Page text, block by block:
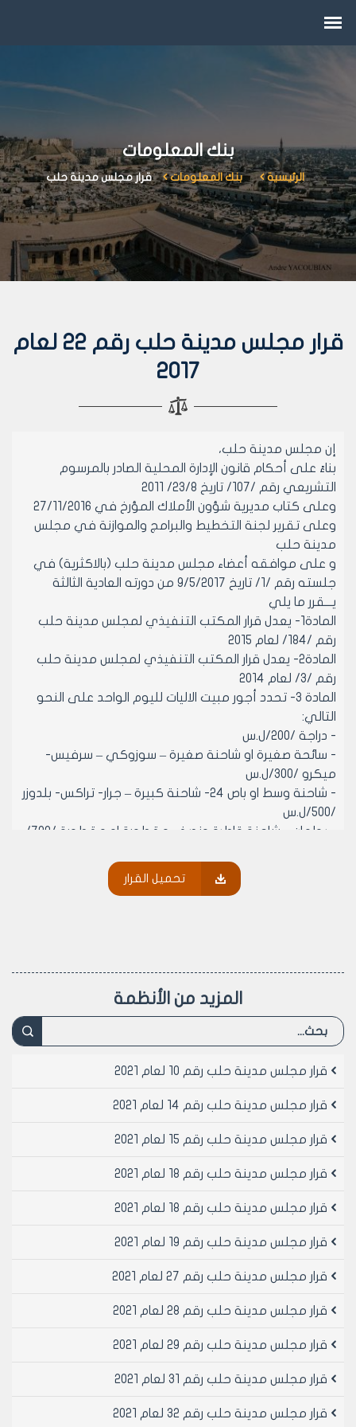
بنك المعلومات
الرئيسية بنك المعلومات قرار مجلس مدينة حلب
قرار مجلس مدينة حلب رقم 22 لعام
2017
إن مجلس مدينة حلب،
بناءً على أحكام قانون الإدارة المحلية الصادر بالمرسوم
التشريعي رقم /107/ تاريخ 23/8/ 2011
وعلى كتاب مديرية شؤون الأملاك المؤرخ في 27/11/2016
وعلى تقرير لجنة التخطيط والبرامج والموازنة في مجلس
مدينة حلب
و على موافقه أعضاء مجلس مدينة حلب (بالاكثرية) في
جلسته رقم /1/ تاريخ 9/5/2017 من دورته العادية الثالثة
يـــقرر ما يلي
المادة1- يعدل قرار المكتب التنفيذي لمجلس مدينة حلب
رقم /184/ لعام 2015
المادة2- يعدل قرار المكتب التنفيذي لمجلس مدينة حلب
رقم /3/ لعام 2014
المادة 3- تحدد أجور مبيت الاليات لليوم الواحد على النحو
التالي:
- دراجة /200/ل.س
- سائحة صغيرة او شاحنة صغيرة – سوزوكي – سرفيس-
ميكرو /300/ل.س
- شاحنة وسط او باص 24- شاحنة كبيرة – جرار- تراكس- بلدوزر
/500/ل.س
- بولمان – شاحنة قاطرة ونصف مقطورة او مقطورة /700/
المادة 4- في حال تجاوز مدة الحجز عن أربعة اشهر تخفض
ويبلغ من يلزم لتنفيذه اصولا
المهندس محمد ايمن حلاق
تحميل القرار
المزيد من الأنظمة
قرار مجلس مدينة حلب رقم 10 لعام 2021
قرار مجلس مدينة حلب رقم 14 لعام 2021
قرار مجلس مدينة حلب رقم 15 لعام 2021
قرار مجلس مدينة حلب رقم 18 لعام 2021
قرار مجلس مدينة حلب رقم 18 لعام 2021
قرار مجلس مدينة حلب رقم 19 لعام 2021
قرار مجلس مدينة حلب رقم 27 لعام 2021
قرار مجلس مدينة حلب رقم 28 لعام 2021
قرار مجلس مدينة حلب رقم 29 لعام 2021
قرار مجلس مدينة حلب رقم 31 لعام 2021
قرار مجلس مدينة حلب رقم 32 لعام 2021